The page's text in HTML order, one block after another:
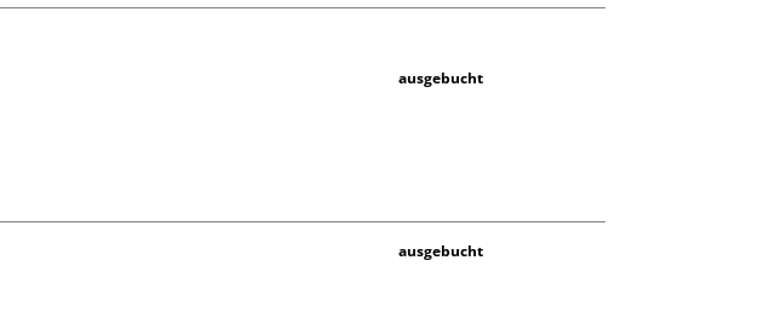
ausgebucht
ausgebucht